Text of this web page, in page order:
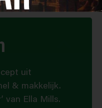
uit
& makkelijk.
van Ella Mills.